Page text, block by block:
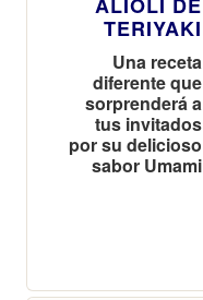
TERIYAKI
Una receta
diferente que
sorprenderá a
tus invitados
por su delicioso
sabor Umami